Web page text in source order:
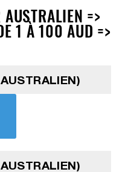
=>
1 À 100 AUD =>